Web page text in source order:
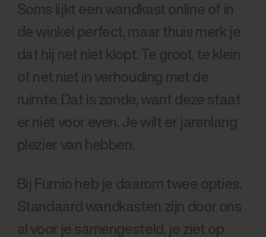
Soms lijkt een wandkast online of in
de winkel perfect, maar thuis merk je
dat hij net niet klopt. Te groot, te klein
of net niet in verhouding met de
ruimte. Dat is zonde, want deze staat
er niet voor even. Je wilt er jarenlang
plezier van hebben.
Bij Furnio heb je daarom twee opties.
Standaard wandkasten zijn door ons
al voor je samengesteld, je ziet op